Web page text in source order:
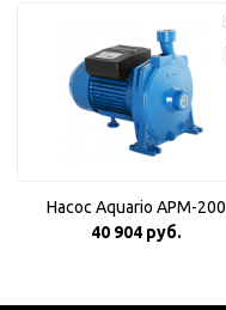
Насос Aquario APM-200
40 904 руб.